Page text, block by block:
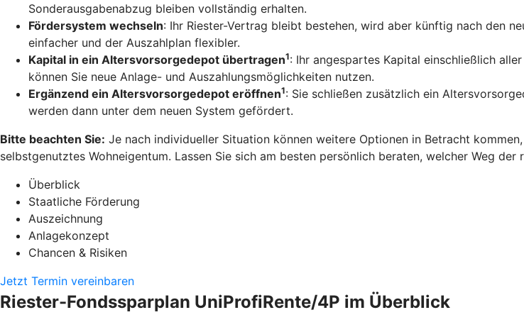
Sonderausgabenabzug bleiben vollständig erhalten.
Fördersystem wechseln: Ihr Riester-Vertrag bleibt bestehen, wird aber künftig nach den
einfacher und der Auszahlplan flexibler.
Kapital in ein Altersvorsorgedepot übertragen1: Ihr angespartes Kapital einschließlich
können Sie neue Anlage- und Auszahlungsmöglichkeiten nutzen.
Ergänzend ein Altersvorsorgedepot eröffnen1: Sie schließen zusätzlich ein
werden dann unter dem neuen System gefördert.
Bitte beachten Sie: Je nach individueller Situation können weitere Optionen in Betracht
selbstgenutztes Wohneigentum. Lassen Sie sich am besten persönlich beraten, welcher Weg der
Überblick
Staatliche Förderung
Auszeichnung
Anlagekonzept
Chancen & Risiken
Jetzt Termin vereinbaren
Riester-Fondssparplan UniProfiRente/4P im Überblick